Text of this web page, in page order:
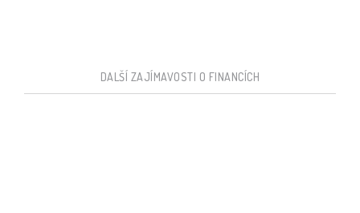
DALŠÍ ZAJÍMAVOSTI O FINANCÍCH